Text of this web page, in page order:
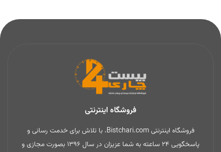
فروشگاه اینترنتی
فروشگاه اینترنتی Bistchari.com، با تلاش برای خدمت رسانی و
پاسخگویی 24 ساعته به شما عزیزان در سال 1396 بصورت مجازی و